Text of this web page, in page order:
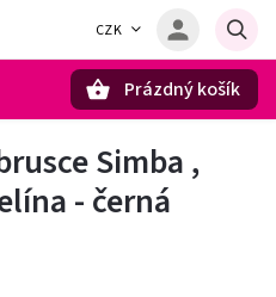
CZK
Prázdný košík
Simba ,
- černá